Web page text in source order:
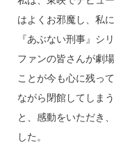
はよくお邪魔し、私
『あぶない刑事』シ
ファンの皆さんが劇
ことが今も心に残っ
ながら閉館してしま
と、感動をいただき
した。